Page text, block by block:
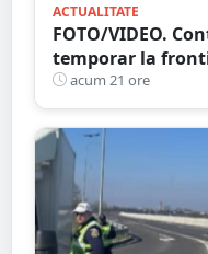
ACTUALITATE
FOTO/VIDEO.
temporar la
persoane și
Satu Mare
acum 21 ore